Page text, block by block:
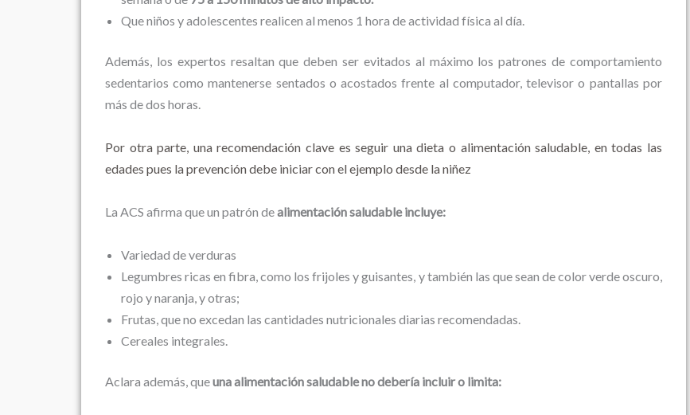
Que niños y adolescentes realicen al menos 1 hora de actividad física al día.
Además, los expertos resaltan que deben ser evitados al máximo los patrones de comportamiento
sedentarios como mantenerse sentados o acostados frente al computador, televisor o pantallas por
más de dos horas.
Por otra parte, una recomendación clave es seguir una dieta o alimentación saludable, en todas las
edades pues la prevención debe iniciar con el ejemplo desde la niñez
La ACS afirma que un patrón dealimentación saludable incluye:
Variedad de verduras
Legumbres ricas en fibra, como los frijoles y guisantes, y también las que sean de color verde oscuro,
rojo y naranja, y otras;
Frutas, que no excedan las cantidades nutricionales diarias recomendadas.
Cereales integrales.
Aclara además, queuna alimentación saludable no debería incluir o limita: